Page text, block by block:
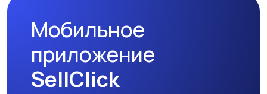
Мобильное
приложение
SellClick